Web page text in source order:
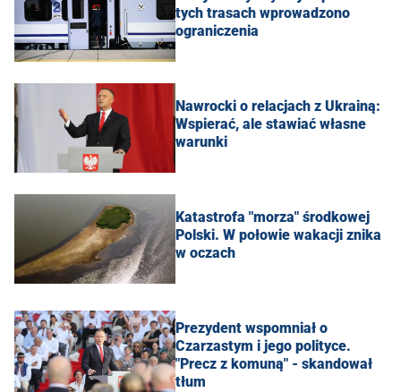
tych trasach wprowadzono
ograniczenia
Nawrocki o relacjach z Ukrainą:
Wspierać, ale stawiać własne
warunki
Katastrofa "morza" środkowej
Polski. W połowie wakacji znika
w oczach
Prezydent wspomniał o
Czarzastym i jego polityce.
"Precz z komuną" - skandował
tłum